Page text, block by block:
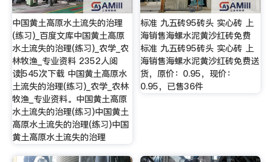
中国黄土高原水土流失的治理
(练习)_百度文库中国黄土高原
水土流失的治理(练习)_农学_农
林牧渔_专业资料 2352人阅
读|545次下载 中国黄土高原水
土流失的治理(练习)_农学_农林
牧渔_专业资料。中国黄土高原
水土流失的治理(练习)中国黄土
高原水土流失的治理(练习)中国
黄土高原水土流失的治理
标准 九五砖95砖头 实心砖 上
海销售海螺水泥黄沙红砖免费
标准 九五砖95砖头 实心砖 上
海销售海螺水泥黄沙红砖免费送
货，原价：0.95，现价：
0.95，已售36件